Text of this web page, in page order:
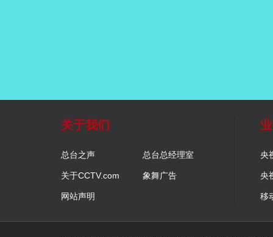
关于我们
总台之声 总台总经理室
关于CCTV.com 象舞广告
网站声明
央
央
移